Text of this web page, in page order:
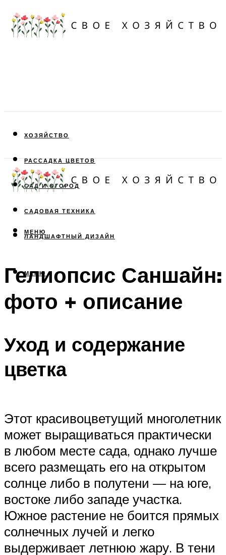
ХОЗЯЙСТВО
РАССАДКА ЦВЕТОВ
САД И ОГОРОД
САДОВАЯ ТЕХНИКА
ЛАНДШАФТНЫЙ ДИЗАЙН
МЕНЮ
МЕНЮ
Гелиопсис Саншайн:
фото + описание
Уход и содержание
цветка
Этот красивоцветущий многолетник
может выращиваться практически
в любом месте сада, однако лучше
всего размещать его на открытом
солнце либо в полутени — на юге,
востоке либо западе участка.
Южное растение не боится прямых
солнечных лучей и легко
выдерживает летнюю жару. В тени